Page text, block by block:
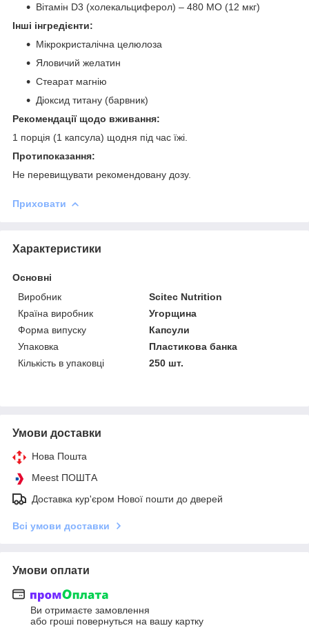
Вітамін D3 (холекальциферол) – 480 МО (12 мкг)
Інші інгредієнти:
Мікрокристалічна целюлоза
Яловичий желатин
Стеарат магнію
Діоксид титану (барвник)
Рекомендації щодо вживання:
1 порція (1 капсула) щодня під час їжі.
Протипоказання:
Не перевищувати рекомендовану дозу.
Приховати
Характеристики
Основні
Виробник
Scitec Nutrition
Країна виробник
Угорщина
Форма випуску
Капсули
Упаковка
Пластикова банка
Кількість в упаковці
250 шт.
Умови доставки
Нова Пошта
Meest ПОШТА
Доставка кур'єром Нової пошти до дверей
Всі умови доставки
Умови оплати
Ви отримаєте замовлення
або гроші повернуться на вашу картку